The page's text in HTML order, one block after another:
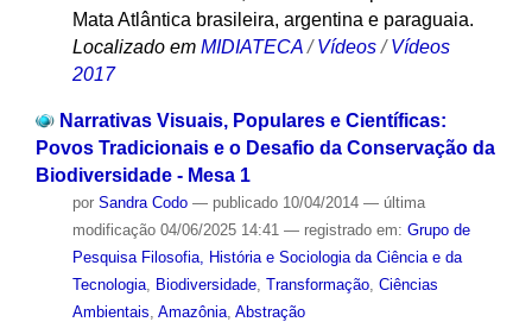
Mata Atlântica brasileira, argentina e paraguaia.
Localizado em MIDIATECA /Vídeos /Vídeos
2017
Narrativas Visuais, Populares e Científicas:
Povos Tradicionais e o Desafio da Conservação da
Biodiversidade - Mesa 1
por Sandra Codo — publicado10/04/2014 — última
modificação04/06/2025 14:41 — registrado em: Grupo de
Pesquisa Filosofia, História e Sociologia da Ciência e da
Tecnologia, Biodiversidade, Transformação, Ciências
Ambientais Amazônia, Abstração